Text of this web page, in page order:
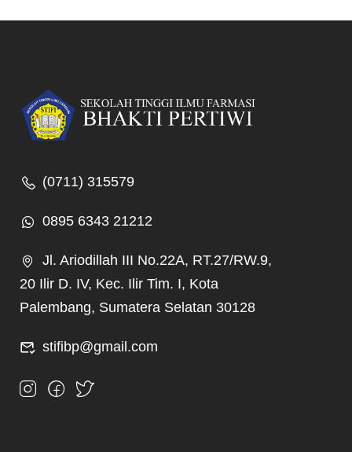
(0711) 315579
0895 6343 21212
Jl. Ariodillah III No.22A, RT.27/RW.9,
20 Ilir D. IV, Kec. Ilir Tim. I, Kota
Palembang, Sumatera Selatan 30128
stifibp@gmail.com